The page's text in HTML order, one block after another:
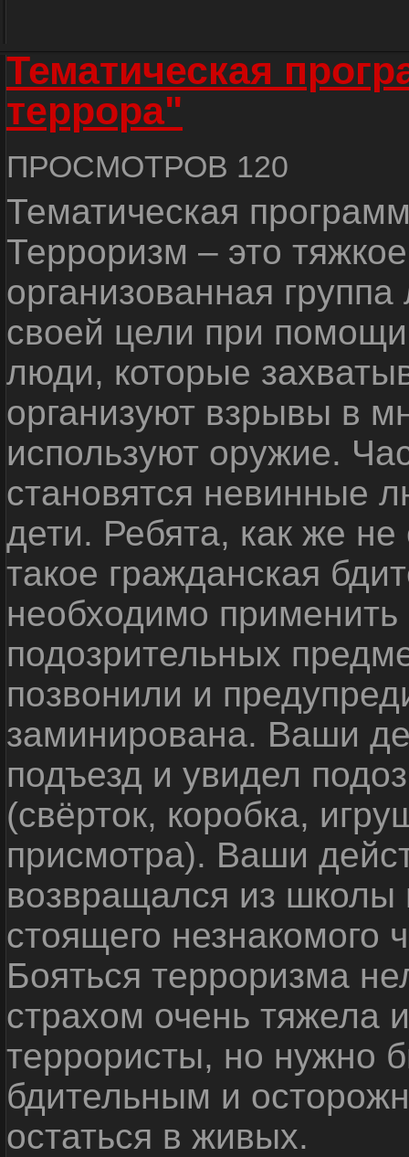
Тематическая
террора"
ПРОСМОТРОВ 120
Тематическая
Терроризм – это
организованная
своей цели при
люди, которые
организуют взрывы в
используют оружие.
становятся невинные
дети. Ребята, как же не
такое гражданская
необходимо
подозрительных
позвонили и
заминирована. Ваши
подъезд и увидел
(свёрток, коробка,
присмотра). Ваши
возвращался из школы
стоящего незнакомого
Бояться терроризма
страхом очень тяжела
террористы, но нужно
бдительным и
остаться в живых.